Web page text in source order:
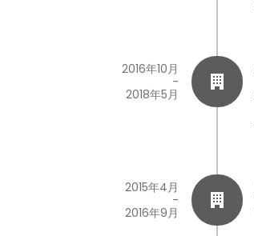
2016年10月
-
2018年5月
2015年4月
-
2016年9月